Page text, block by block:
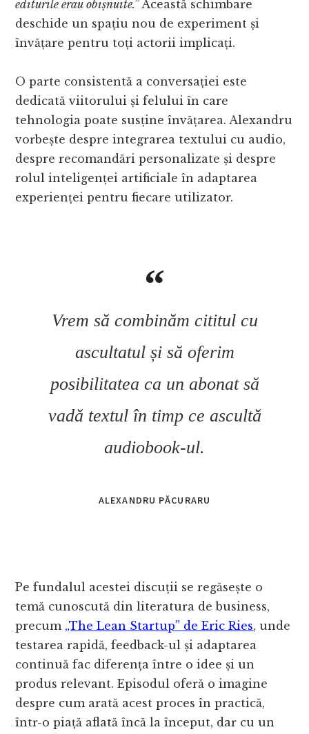
editurile erau obișnuite.”Această schimbare
deschide un spațiu nou de experiment și
învățare pentru toți actorii implicați.
O parte consistentă a conversației este
dedicată viitorului și felului în care
tehnologia poate susține învățarea. Alexandru
vorbește despre integrarea textului cu audio,
despre recomandări personalizate și despre
rolul inteligenței artificiale în adaptarea
experienței pentru fiecare utilizator.
Vrem să combinăm cititul cu
ascultatul și să oferim
posibilitatea ca un abonat să
vadă textul în timp ce ascultă
audiobook-ul.
ALEXANDRU PĂCURARU
Pe fundalul acestei discuții se regăsește o
temă cunoscută din literatura de business,
precum „The Lean Startup” de Eric Ries, unde
testarea rapidă, feedback-ul și adaptarea
continuă fac diferența între o idee și un
produs relevant. Episodul oferă o imagine
despre cum arată acest proces în practică,
într-o piață aflată încă la început, dar cu un